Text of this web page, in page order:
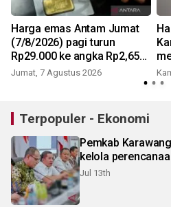
Harga emas Antam Jumat
(7/8/2026) pagi turun
Rp29.000 ke angka Rp2,650
juta/gr
Jumat, 7 Agustus 2026
Terpopuler - Ekonomi
Pemkab
kelola
Jul 13th